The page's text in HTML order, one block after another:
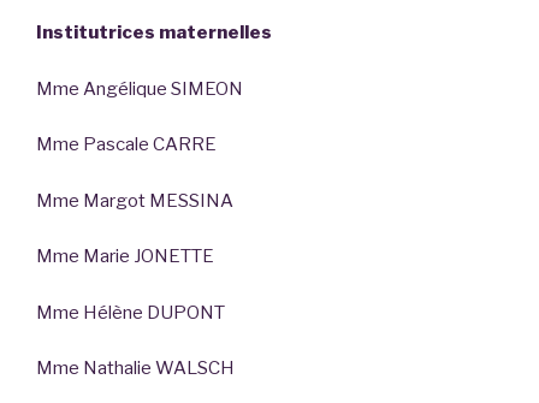
Institutrices maternelles
Mme Angélique SIMEON
Mme Pascale CARRE
Mme Margot MESSINA
Mme Marie JONETTE
Mme Hélène DUPONT
Mme Nathalie WALSCH